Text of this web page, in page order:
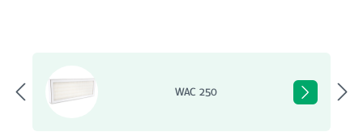
WAC 250